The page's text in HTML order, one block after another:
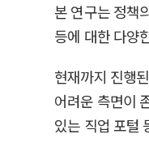
본 연구는 정책
등에 대한 다양
현재까지 진행
어려운 측면이
있는 직업 포털